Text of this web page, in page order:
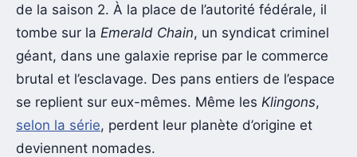
de la saison 2. À la place de l’autorité fédérale, il
tombe sur la Emerald Chain, un syndicat criminel
géant, dans une galaxie reprise par le commerce
brutal et l’esclavage. Des pans entiers de l’espace
se replient sur eux-mêmes. Même les Klingons,
selon la série, perdent leur planète d’origine et
deviennent nomades.